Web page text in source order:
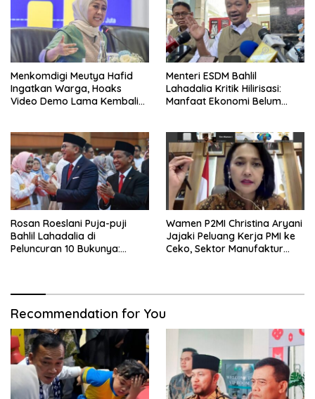
Menkomdigi Meutya Hafid
Ingatkan Warga, Hoaks
Video Demo Lama Kembali
Menteri ESDM Bahlil
Lahadalia Kritik Hilirisasi:
Manfaat Ekonomi Belum
Rosan Roeslani Puja-puji
Bahlil Lahadalia di
Peluncuran 10 Bukunya:
Wamen P2MI Christina Aryani
Jajaki Peluang Kerja PMI ke
Ceko, Sektor Manufaktur
Recommendation for You